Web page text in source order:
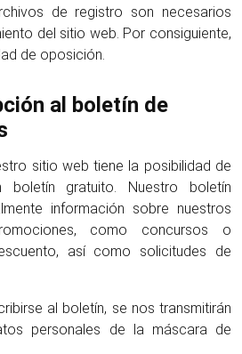
de registro son necesarios
del sitio web. Por consiguiente,
de oposición.
al boletín de
web tiene la posibilidad de
boletín gratuito. Nuestro boletín
información sobre nuestros
como concursos o
así como solicitudes de
al boletín, se nos transmitirán
personales de la máscara de